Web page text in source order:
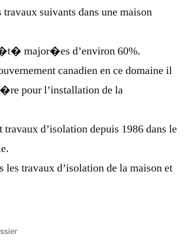
suivants dans une maison
major�es d’environ 60%.
canadien en ce domaine il
pour l’installation de la
d’isolation depuis 1986 dans le
les travaux d’isolation de la maison et